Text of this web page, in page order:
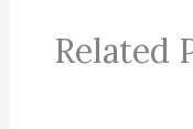
Related